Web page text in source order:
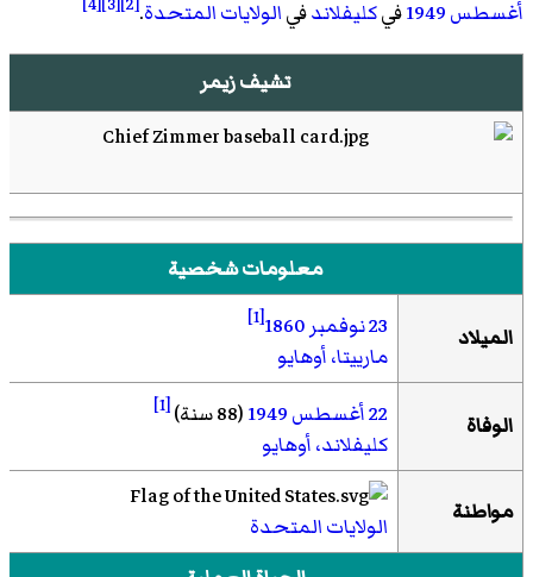
أغسطس1949فيكليفلاندفيالولايات المتحدة.
تشيف زيمر
معلومات شخصية
الميلاد 23 نوفمبر 1860
[1]
مارييتا، أوهايو
الوفاة 22 أغسطس 1949(88 سنة) [1]
كليفلاند، أوهايو
مواطنة
الولايات المتحدة